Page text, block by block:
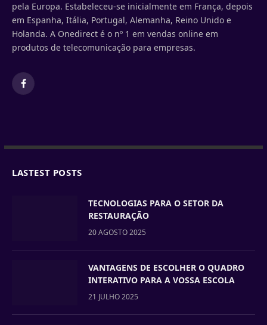
pela Europa. Estabeleceu-se inicialmente em França, depois
em Espanha, Itália, Portugal, Alemanha, Reino Unido e
Holanda. A Onedirect é o nº 1 em vendas online em
produtos de telecomunicação para empresas.
Facebook
LASTEST POSTS
TECNOLOGIAS PARA O SETOR DA
RESTAURAÇÃO
20 AGOSTO 2025
VANTAGENS DE ESCOLHER O QUADRO
INTERATIVO PARA A VOSSA ESCOLA
21 JULHO 2025